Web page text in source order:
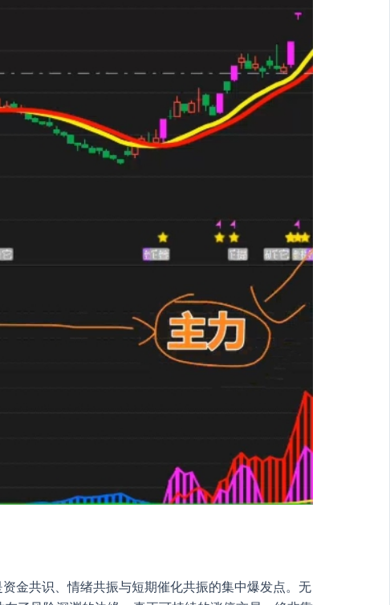
金共识、情绪共振与短期催化共振的集中爆发点。无